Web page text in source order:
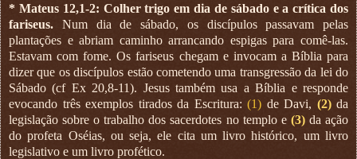
* Mateus 12,1-2: Colher trigo em dia de sábado e a crítica dos
fariseus. Num dia de sábado, os discípulos passavam pelas
plantações e abriam caminho arrancando espigas para comê-las.
Estavam com fome. Os fariseus chegam e invocam a Bíblia para
dizer que os discípulos estão cometendo uma transgressão da lei do
Sábado (cf Ex 20,8-11). Jesus também usa a Bíblia e responde
evocando três exemplos tirados da Escritura: (1) de Davi, (2)da
legislação sobre o trabalho dos sacerdotes no templo e (3)da ação
do profeta Oséias, ou seja, ele cita um livro histórico, um livro
legislativo e um livro profético.